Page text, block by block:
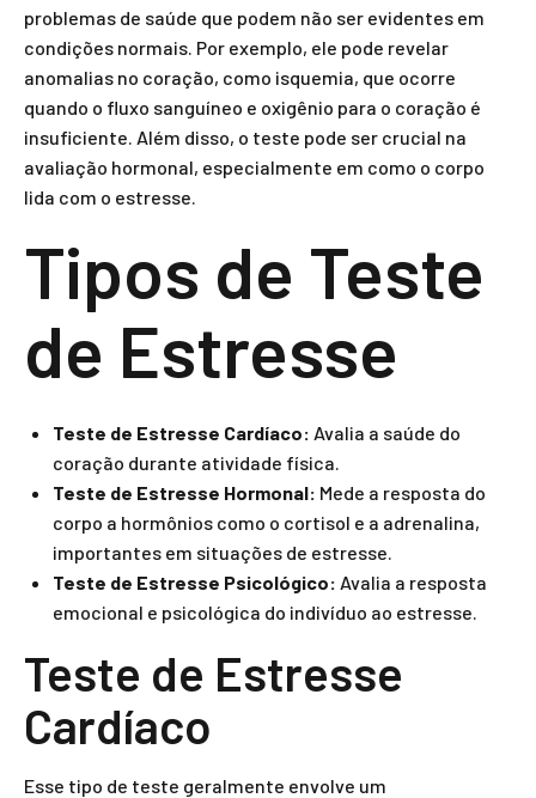
problemas de saúde que podem não ser evidentes em
condições normais. Por exemplo, ele pode revelar
anomalias no coração, como isquemia, que ocorre
quando o fluxo sanguíneo e oxigênio para o coração é
insuficiente. Além disso, o teste pode ser crucial na
avaliação hormonal, especialmente em como o corpo
lida com o estresse.
Tipos de Teste
de Estresse
Teste de Estresse Cardíaco: Avalia a saúde do
coração durante atividade física.
Teste de Estresse Hormonal: Mede a resposta do
corpo a hormônios como o cortisol e a adrenalina,
importantes em situações de estresse.
Teste de Estresse Psicológico: Avalia a resposta
emocional e psicológica do indivíduo ao estresse.
Teste de Estresse
Cardíaco
Esse tipo de teste geralmente envolve um